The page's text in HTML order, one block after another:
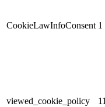
CookieLawInfoConsent 1
viewed_cookie_policy